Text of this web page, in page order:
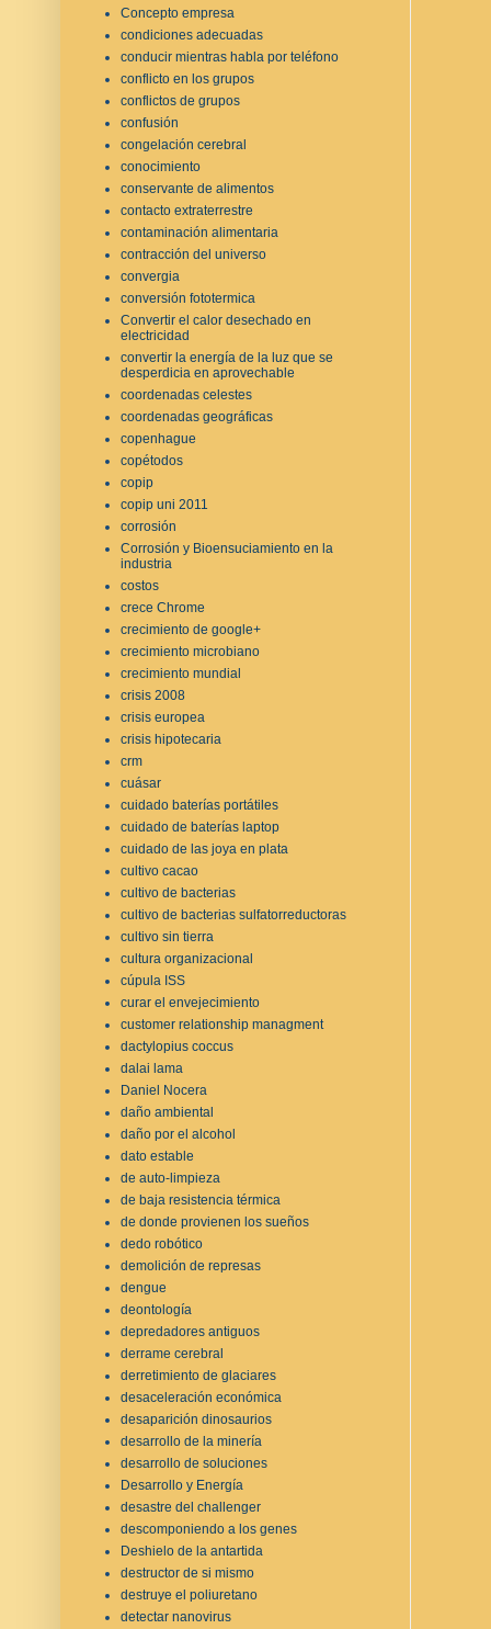
Concepto empresa
condiciones adecuadas
conducir mientras habla por teléfono
conflicto en los grupos
conflictos de grupos
confusión
congelación cerebral
conocimiento
conservante de alimentos
contacto extraterrestre
contaminación alimentaria
contracción del universo
convergia
conversión fototermica
Convertir el calor desechado en
electricidad
convertir la energía de la luz que se
desperdicia en aprovechable
coordenadas celestes
coordenadas geográficas
copenhague
copétodos
copip
copip uni 2011
corrosión
Corrosión y Bioensuciamiento en la
industria
costos
crece Chrome
crecimiento de google+
crecimiento microbiano
crecimiento mundial
crisis 2008
crisis europea
crisis hipotecaria
crm
cuásar
cuidado baterías portátiles
cuidado de baterías laptop
cuidado de las joya en plata
cultivo cacao
cultivo de bacterias
cultivo de bacterias sulfatorreductoras
cultivo sin tierra
cultura organizacional
cúpula ISS
curar el envejecimiento
customer relationship managment
dactylopius coccus
dalai lama
Daniel Nocera
daño ambiental
daño por el alcohol
dato estable
de auto-limpieza
de baja resistencia térmica
de donde provienen los sueños
dedo robótico
demolición de represas
dengue
deontología
depredadores antiguos
derrame cerebral
derretimiento de glaciares
desaceleración económica
desaparición dinosaurios
desarrollo de la minería
desarrollo de soluciones
Desarrollo y Energía
desastre del challenger
descomponiendo a los genes
Deshielo de la antartida
destructor de si mismo
destruye el poliuretano
detectar nanovirus